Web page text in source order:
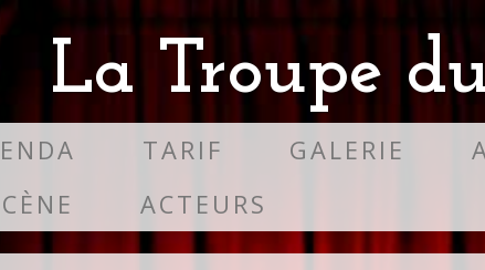
La Troupe
TARIF GALERIE
ACTEURS